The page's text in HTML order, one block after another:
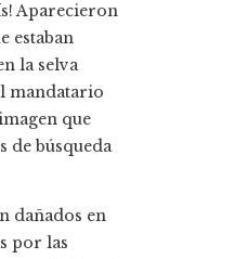
Aparecieron
estaban
la selva
mandatario
que
de búsqueda
dañados en
por las